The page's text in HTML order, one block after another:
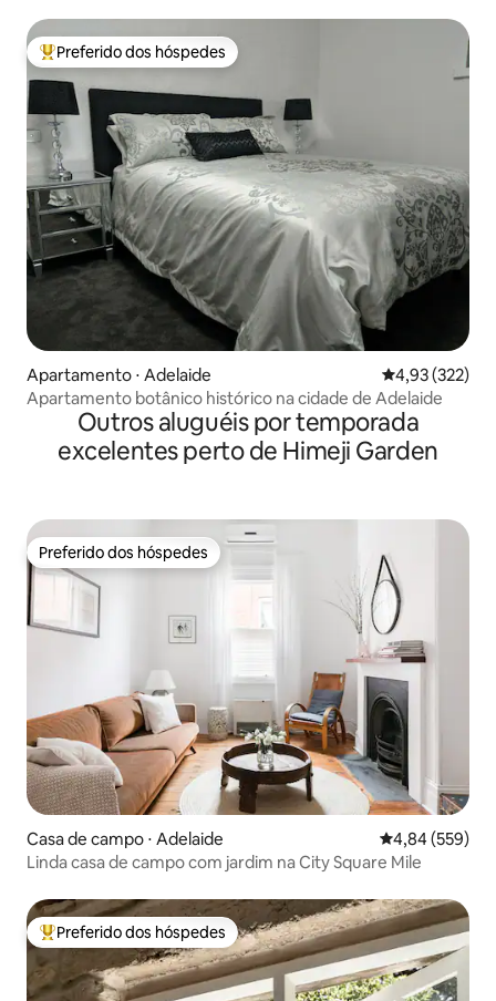
Entre os melhores preferidos dos hóspedes
Preferido dos hóspedes
Apartamento ⋅ Adelaide 4,93 de uma
4,93 (322)
Apartamento botânico histórico na cidade de Adelaide
Outros aluguéis por temporada
excelentes perto de Himeji Garden
Preferido dos hóspedes
Preferido dos hóspedes
Casa de campo ⋅ Adelaide 4,84 de uma
4,84 (559)
Linda casa de campo com jardim na City Square Mile
Entre os melhores preferidos dos hóspedes
Preferido dos hóspedes